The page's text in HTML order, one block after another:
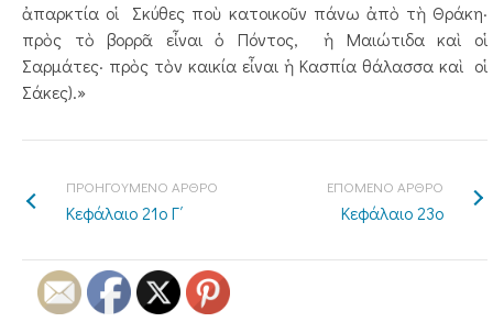
ἀπαρκτία οἱ Σκύθες ποὺ κατοικοῦν πάνω ἀπὸ τὴ Θράκη·
πρὸς τὸ βορρᾶ εἶναι ὁ Πόντος, ἡ Μαιώτιδα καὶ οἱ
Σαρμάτες· πρὸς τὸν καικία εἶναι ἡ Κασπία θάλασσα καὶ οἱ
Σάκες).»
ΠΡΟΗΓΟΥΜΕΝΟ ΑΡΘΡΟ
Κεφάλαιο 21ο Γ΄
ΕΠΟΜΕΝΟ ΑΡΘΡΟ
Κεφάλαιο 23ο